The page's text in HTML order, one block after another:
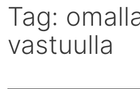
Tag:
vastuulla